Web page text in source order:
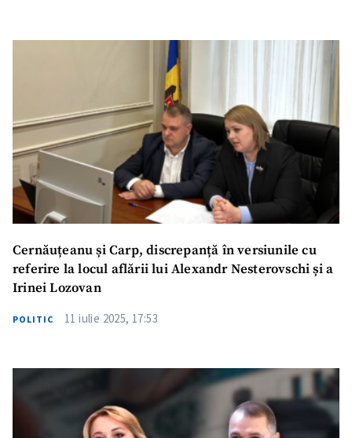
Cernăuțeanu și Carp, discrepanță în versiunile cu
referire la locul aflării lui Alexandr Nesterovschi și a
Irinei Lozovan
POLITIC 11 iulie 2025, 17:53